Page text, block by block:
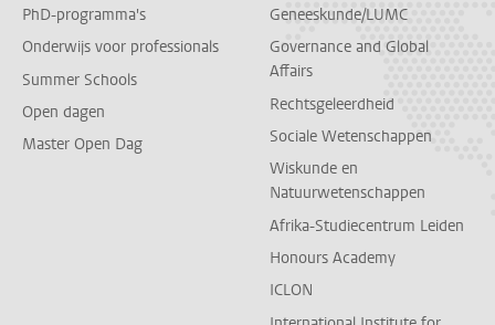
PhD-programma's
Onderwijs voor professionals
Summer Schools
Open dagen
Master Open Dag
Geneeskunde/LUMC
Governance and Global
Affairs
Rechtsgeleerdheid
Sociale Wetenschappen
Wiskunde en
Natuurwetenschappen
Afrika-Studiecentrum Leiden
Honours Academy
ICLON